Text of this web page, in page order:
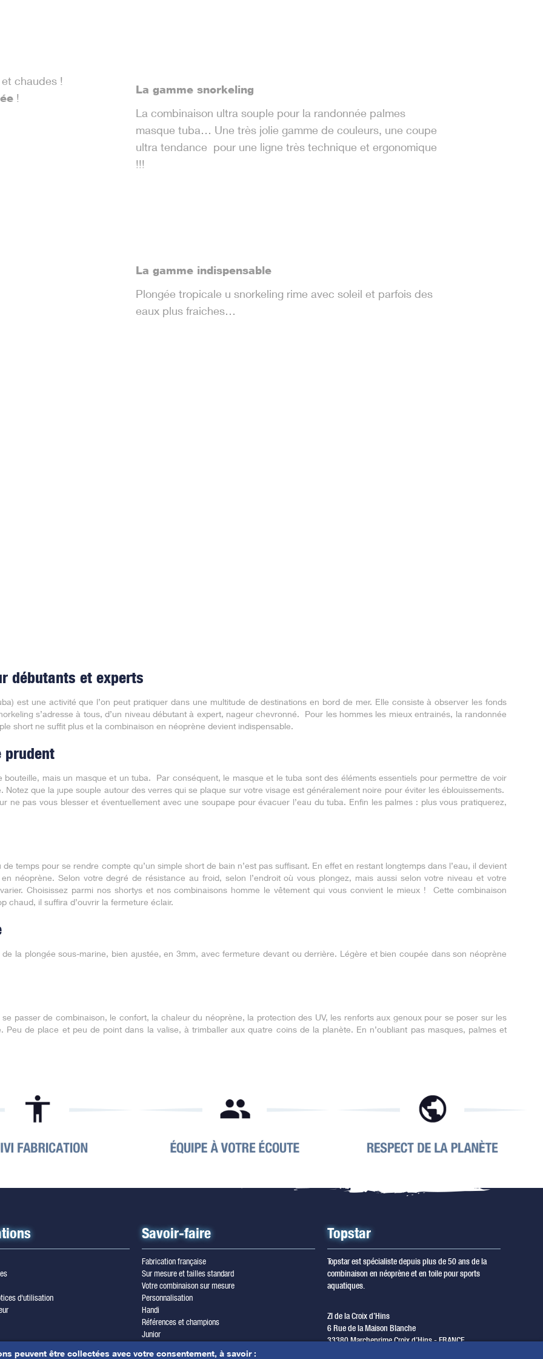
peuvent être collectées avec votre consentement, à savoir :
chaudes !
!
La gamme snorkeling
La combinaison ultra souple pour la randonnée palmes
masque tuba… Une très jolie gamme de couleurs, une coupe
ultra tendance pour une ligne très technique et ergonomique
!!!
La gamme indispensable
Plongée tropicale u snorkeling rime avec soleil et parfois des
eaux plus fraiches…
débutants et experts
est une activité que l’on peut pratiquer dans une multitude de destinations en bord de mer. Elle consiste à observer les fonds
s’adresse à tous, d’un niveau débutant à expert, nageur chevronné. Pour les hommes les mieux entrainés, la randonnée
short ne suffit plus et la combinaison en néoprène devient indispensable.
prudent
mais un masque et un tuba. Par conséquent, le masque et le tuba sont des éléments essentiels pour permettre de voir
que la jupe souple autour des verres qui se plaque sur votre visage est généralement noire pour éviter les éblouissements.
ne pas vous blesser et éventuellement avec une soupape pour évacuer l’eau du tuba. Enfin les palmes : plus vous pratiquerez,
temps pour se rendre compte qu’un simple short de bain n’est pas suffisant. En effet en restant longtemps dans l’eau, il devient
néoprène. Selon votre degré de résistance au froid, selon l’endroit où vous plongez, mais aussi selon votre niveau et votre
Choisissez parmi nos shortys et nos combinaisons homme le vêtement qui vous convient le mieux ! Cette combinaison
chaud, il suffira d’ouvrir la fermeture éclair.
la plongée sous-marine, bien ajustée, en 3mm, avec fermeture devant ou derrière. Légère et bien coupée dans son néoprène
passer de combinaison, le confort, la chaleur du néoprène, la protection des UV, les renforts aux genoux pour se poser sur les
Peu de place et peu de point dans la valise, à trimballer aux quatre coins de la planète. En n’oubliant pas masques, palmes et
d'utilisation
Savoir-faire
Fabrication française
Sur mesure et tailles standard
Votre combinaison sur mesure
Personnalisation
Handi
Références et champions
Junior
Topstar
Topstar est spécialiste depuis plus de 50 ans de la
combinaison en néoprène et en toile pour sports
aquatiques.
ZI de la Croix d’Hins
6 Rue de la Maison Blanche
33380 Marcheprime Croix d’Hins - FRANCE